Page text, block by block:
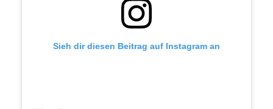
Sieh dir diesen Beitrag auf Instagram an